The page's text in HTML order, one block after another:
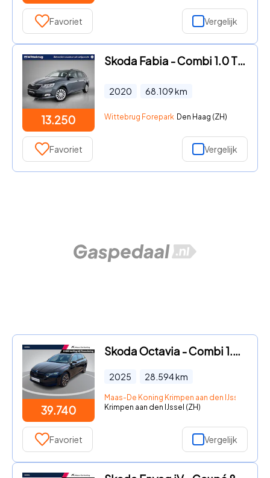
Favoriet Vergelijk
13.250
Skoda Fabia - Combi 1.0 TSI 95PK Ambition / Navigatie / Parkeersensoren ac
2020 68.109km
Wittebrug Forepark Den Haag (ZH)
Favoriet Vergelijk
39.740
Skoda Octavia - Combi 1.5TSI/150PK MHEV Sportline Business · Panoramadak · T
2025 28.594km
Maas-De Koning Krimpen aan den IJssel
Krimpen aan den IJssel (ZH)
Favoriet Vergelijk